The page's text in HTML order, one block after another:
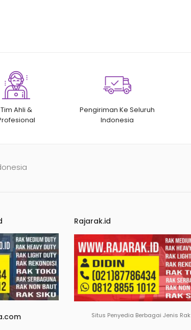
Tim Ahli &
Pengiriman Ke Seluruh
Indonesia
Rajarak.id
Situs Penyedia Berbagai Jenis Rak